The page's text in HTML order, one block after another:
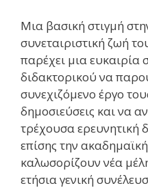
Μια βασική στιγμή
συνεταιριστική ζωή
παρέχει μια ευκαιρία
διδακτορικού να
συνεχιζόμενο έργο
δημοσιεύσεις και να
τρέχουσα ερευνητική
επίσης την
καλωσορίζουν νέα
ετήσια γενική